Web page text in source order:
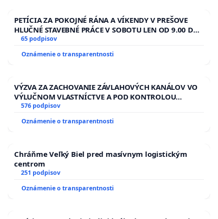
PETÍCIA ZA POKOJNÉ RÁNA A VÍKENDY V PREŠOVE
HLUČNÉ STAVEBNÉ PRÁCE V SOBOTU LEN OD 9.00 DO
13.00 HOD., CEZ PRACOVNÝ TÝŽDEŇ CIEĽ 8.00 – 18.00
HOD. A PRAVIDELNÁ KONTROLA STAVBY C-AREA NA
ĎUMBIERSKEJ/MAGU
65 podpisov
Oznámenie o transparentnosti
VÝZVA ZA ZACHOVANIE ZÁVLAHOVÝCH KANÁLOV VO
VÝLUČNOM VLASTNÍCTVE A POD KONTROLOU
SLOVENSKEJ REPUBLIKY & žiadosť na riešenie
zanedbaného stavu závlahových a odvodňovacích
kanálov na Slovensku
576 podpisov
Oznámenie o transparentnosti
Chráňme Veľký Biel pred masívnym logistickým
centrom
251 podpisov
Oznámenie o transparentnosti